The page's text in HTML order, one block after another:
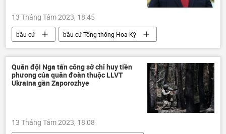
13 Tháng Tám 2023, 18:45
bầu cử
bầu cử Tổng thống Hoa Kỳ
Hoa Kỳ
Thế giới
Chính trị
Donald Trump
Joe Biden
Quân đội Nga tấn công sở chỉ huy tiền
phương của quân đoàn thuộc LLVT
Ukraina gần Zaporozhye
13 Tháng Tám 2023, 18:08